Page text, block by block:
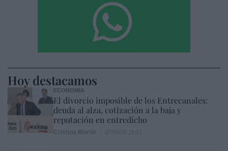
Hoy destacamos
ECONOMÍA
El divorcio imposible de los Entrecanales:
deuda al alza, cotización a la baja y
reputación en entredicho